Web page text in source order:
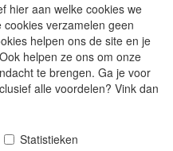
met een
worden kunnen
die voorradig is en alle
dan de bestelling verstuurd
binnen komen dan is
wel en kunnen wij, meestal,
hier aan welke cookies we
verzamelen geen
helpen ons de site en je
helpen ze ons om onze
te brengen. Ga je voor
alle voordelen? Vink dan
Statistieken